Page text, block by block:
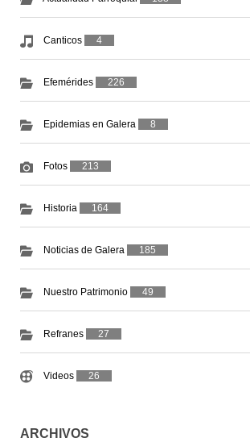
Canticos 4
Efemérides 226
Epidemias en Galera 8
Fotos 213
Historia 164
Noticias de Galera 185
Nuestro Patrimonio 49
Refranes 27
Videos 26
ARCHIVOS